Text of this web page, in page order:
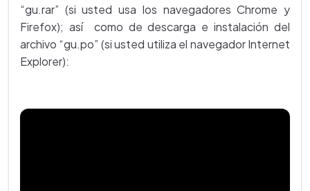
“gu.rar” (si usted usa los navegadores Chrome y
Firefox); así como de descarga e instalación del
archivo “gu.po” (si usted utiliza el navegador Internet
Explorer):